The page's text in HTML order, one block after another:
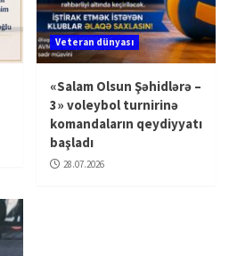
Veteran dünyası
«Salam Olsun Şəhidlərə –
3» voleybol turnirinə
komandaların qeydiyyatı
başladı
28.07.2026